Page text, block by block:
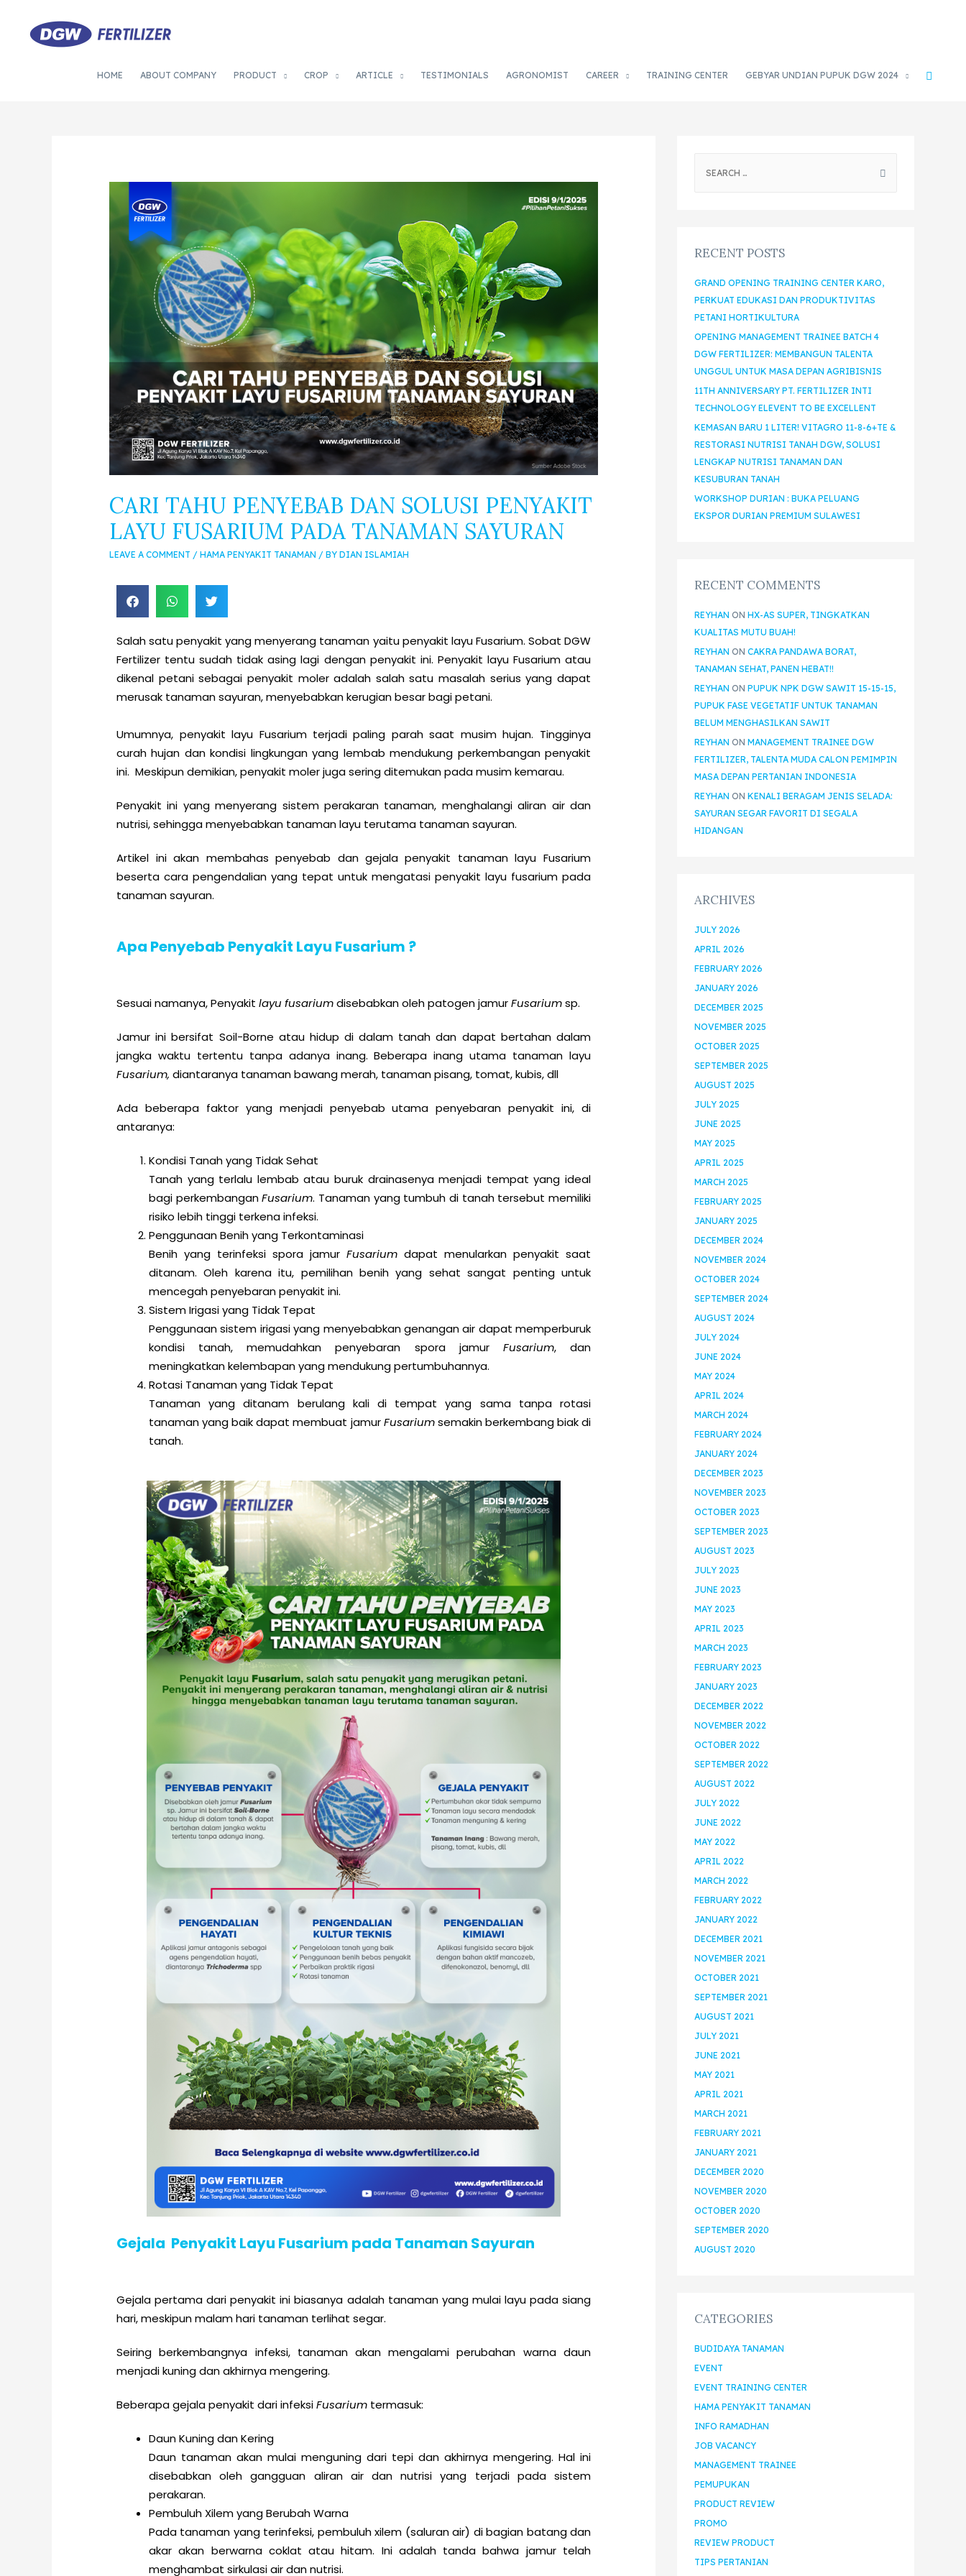
HOME ABOUT COMPANY PRODUCT CROP ARTICLE TESTIMONIALS AGRONOMIST CAREER TRAINING CENTER GEBYAR UNDIAN PUPUK DGW 2024
CARI TAHU PENYEBAB DAN SOLUSI PENYAKIT
LAYU FUSARIUM PADA TANAMAN SAYURAN
LEAVE A COMMENT /HAMA PENYAKIT TANAMAN / BYDIAN ISLAMIAH
Salah satu penyakit yang menyerang tanaman yaitu penyakit layu Fusarium. Sobat DGW
Fertilizer tentu sudah tidak asing lagi dengan penyakit ini. Penyakit layu Fusarium atau
dikenal petani sebagai penyakit moler adalah salah satu masalah serius yang dapat
merusak tanaman sayuran, menyebabkan kerugian besar bagi petani.
Umumnya, penyakit layu Fusarium terjadi paling parah saat musim hujan. Tingginya
curah hujan dan kondisi lingkungan yang lembab mendukung perkembangan penyakit
ini. Meskipun demikian, penyakit moler juga sering ditemukan pada musim kemarau.
Penyakit ini yang menyerang sistem perakaran tanaman, menghalangi aliran air dan
nutrisi, sehingga menyebabkan tanaman layu terutama tanaman sayuran.
Artikel ini akan membahas penyebab dan gejala penyakit tanaman layu Fusarium
beserta cara pengendalian yang tepat untuk mengatasi penyakit layu fusarium pada
tanaman sayuran.
Apa Penyebab Penyakit Layu Fusarium ?
Sesuai namanya, Penyakitlayu fusariumdisebabkan oleh patogen jamurFusariumsp.
Jamur ini bersifat Soil-Borne atau hidup di dalam tanah dan dapat bertahan dalam
jangka waktu tertentu tanpa adanya inang. Beberapa inang utama tanaman layu
Fusarium,diantaranya tanaman bawang merah, tanaman pisang, tomat, kubis, dll
Ada beberapa faktor yang menjadi penyebab utama penyebaran penyakit ini, di
antaranya:
Kondisi Tanah yang Tidak Sehat
Tanah yang terlalu lembab atau buruk drainasenya menjadi tempat yang ideal
bagi perkembanganFusarium. Tanaman yang tumbuh di tanah tersebut memiliki
risiko lebih tinggi terkena infeksi.
Penggunaan Benih yang Terkontaminasi
Benih yang terinfeksi spora jamur Fusarium dapat menularkan penyakit saat
ditanam. Oleh karena itu, pemilihan benih yang sehat sangat penting untuk
mencegah penyebaran penyakit ini.
Sistem Irigasi yang Tidak Tepat
Penggunaan sistem irigasi yang menyebabkan genangan air dapat memperburuk
kondisi tanah, memudahkan penyebaran spora jamur Fusarium, dan
meningkatkan kelembapan yang mendukung pertumbuhannya.
Rotasi Tanaman yang Tidak Tepat
Tanaman yang ditanam berulang kali di tempat yang sama tanpa rotasi
tanaman yang baik dapat membuat jamurFusariumsemakin berkembang biak di
tanah.
Gejala Penyakit Layu Fusarium pada Tanaman Sayuran
Gejala pertama dari penyakit ini biasanya adalah tanaman yang mulai layu pada siang
hari, meskipun malam hari tanaman terlihat segar.
Seiring berkembangnya infeksi, tanaman akan mengalami perubahan warna daun
menjadi kuning dan akhirnya mengering.
Beberapa gejala penyakit dari infeksiFusarium termasuk:
Daun Kuning dan Kering
Daun tanaman akan mulai menguning dari tepi dan akhirnya mengering. Hal ini
disebabkan oleh gangguan aliran air dan nutrisi yang terjadi pada sistem
perakaran.
Pembuluh Xilem yang Berubah Warna
Pada tanaman yang terinfeksi, pembuluh xilem (saluran air) di bagian batang dan
akar akan berwarna coklat atau hitam. Ini adalah tanda bahwa jamur telah
menghambat sirkulasi air dan nutrisi.
RECENT POSTS
GRAND OPENING TRAINING CENTER KARO,
PERKUAT EDUKASI DAN PRODUKTIVITAS
PETANI HORTIKULTURA
OPENING MANAGEMENT TRAINEE BATCH 4
DGW FERTILIZER: MEMBANGUN TALENTA
UNGGUL UNTUK MASA DEPAN AGRIBISNIS
11TH ANNIVERSARY PT. FERTILIZER INTI
TECHNOLOGY ELEVENT TO BE EXCELLENT
KEMASAN BARU 1 LITER! VITAGRO 11-8-6+TE &
RESTORASI NUTRISI TANAH DGW, SOLUSI
LENGKAP NUTRISI TANAMAN DAN
KESUBURAN TANAH
WORKSHOP DURIAN : BUKA PELUANG
EKSPOR DURIAN PREMIUM SULAWESI
RECENT COMMENTS
REYHAN ON HX-AS SUPER, TINGKATKAN
KUALITAS MUTU BUAH!
REYHAN ON CAKRA PANDAWA BORAT,
TANAMAN SEHAT, PANEN HEBAT!!
REYHAN ON PUPUK NPK DGW SAWIT 15-15-15,
PUPUK FASE VEGETATIF UNTUK TANAMAN
BELUM MENGHASILKAN SAWIT
REYHAN ON MANAGEMENT TRAINEE DGW
FERTILIZER, TALENTA MUDA CALON PEMIMPIN
MASA DEPAN PERTANIAN INDONESIA
REYHAN ON KENALI BERAGAM JENIS SELADA:
SAYURAN SEGAR FAVORIT DI SEGALA
HIDANGAN
ARCHIVES
JULY 2026
APRIL 2026
FEBRUARY 2026
JANUARY 2026
DECEMBER 2025
NOVEMBER 2025
OCTOBER 2025
SEPTEMBER 2025
AUGUST 2025
JULY 2025
JUNE 2025
MAY 2025
APRIL 2025
MARCH 2025
FEBRUARY 2025
JANUARY 2025
DECEMBER 2024
NOVEMBER 2024
OCTOBER 2024
SEPTEMBER 2024
AUGUST 2024
JULY 2024
JUNE 2024
MAY 2024
APRIL 2024
MARCH 2024
FEBRUARY 2024
JANUARY 2024
DECEMBER 2023
NOVEMBER 2023
OCTOBER 2023
SEPTEMBER 2023
AUGUST 2023
JULY 2023
JUNE 2023
MAY 2023
APRIL 2023
MARCH 2023
FEBRUARY 2023
JANUARY 2023
DECEMBER 2022
NOVEMBER 2022
OCTOBER 2022
SEPTEMBER 2022
AUGUST 2022
JULY 2022
JUNE 2022
MAY 2022
APRIL 2022
MARCH 2022
FEBRUARY 2022
JANUARY 2022
DECEMBER 2021
NOVEMBER 2021
OCTOBER 2021
SEPTEMBER 2021
AUGUST 2021
JULY 2021
JUNE 2021
MAY 2021
APRIL 2021
MARCH 2021
FEBRUARY 2021
JANUARY 2021
DECEMBER 2020
NOVEMBER 2020
OCTOBER 2020
SEPTEMBER 2020
AUGUST 2020
CATEGORIES
BUDIDAYA TANAMAN
EVENT
EVENT TRAINING CENTER
HAMA PENYAKIT TANAMAN
INFO RAMADHAN
JOB VACANCY
MANAGEMENT TRAINEE
PEMUPUKAN
PRODUCT REVIEW
PROMO
REVIEW PRODUCT
TIPS PERTANIAN